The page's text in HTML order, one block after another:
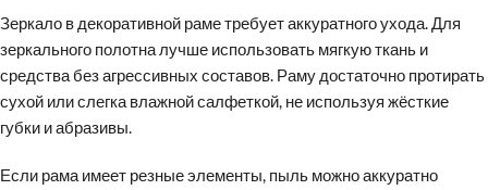
Зеркало в декоративной раме требует аккуратного ухода. Для
зеркального полотна лучше использовать мягкую ткань и
средства без агрессивных составов. Раму достаточно протирать
сухой или слегка влажной салфеткой, не используя жёсткие
губки и абразивы.
Если рама имеет резные элементы, пыль можно аккуратно